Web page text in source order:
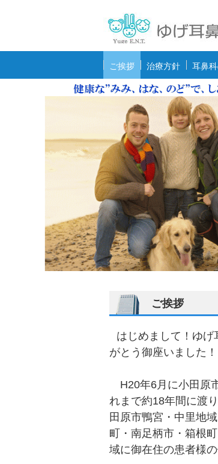
ご挨拶 治療方針 耳鼻
ご挨拶
はじめまして！ゆげ
がとう御座いました！
H20年6月に小田原
れまで約18年間に渡
田原市鴨宮・中里地
町・南足柄市・箱根
域に御在住の患者様